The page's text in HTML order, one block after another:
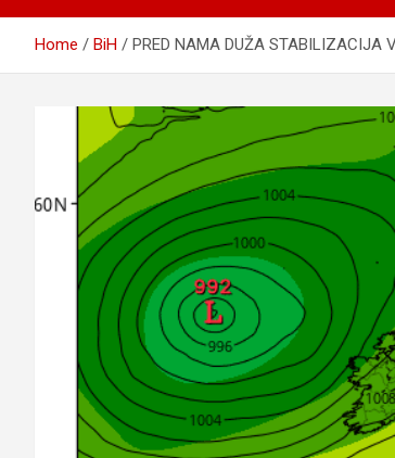
Home BiH PRED NAMA DUŽA STABILIZACIJA